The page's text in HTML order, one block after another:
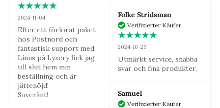
2024-11-04
Efter ett förlorat paket
hos Postnord och
fantastisk support med
Linus på Lyxery fick jag
till slut hem min
beställning och är
jättenöjd!
Suveränt!
Folke Stridsman
Verifizierter Käufer
2024-10-29
Utmärkt service, snabba
svar och fina produkter,
Samuel
Verifizierter Käufer